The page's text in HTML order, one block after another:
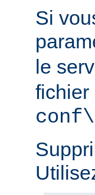
Si
le
fichier